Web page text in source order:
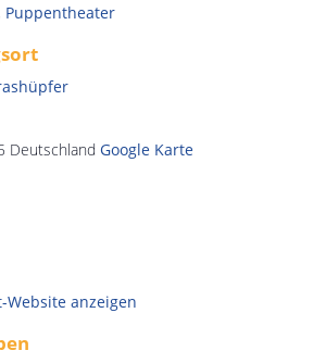
Puppentheater
Deutschland Google Karte
anzeigen